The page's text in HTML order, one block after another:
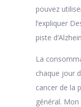
pouvez
l’expliquer
piste
La
chaque jour
cancer de la
général.